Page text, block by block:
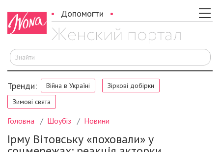
Допомогти
Тренди: Війна в Україні
Зіркові добірки
Зимові свята
Головна Шоубіз Новини
Ірму Вітовську «поховали» у